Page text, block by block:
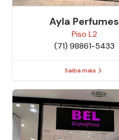
Ayla Perfumes
Piso L2
(71) 98861-5433
Saiba mais